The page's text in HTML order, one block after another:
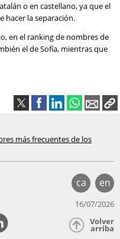
o en castellano, ya que el
hacer la separación.
en el ranking de nombres de
el de Sofía, mientras que
más frecuentes de los
ca en
16/07/2026
Volver
arriba